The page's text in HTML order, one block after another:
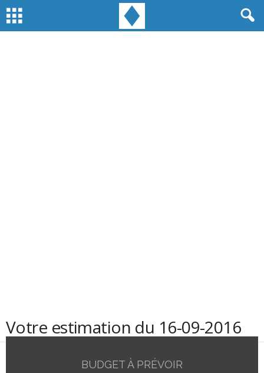
Votre estimation du 16-09-2016
BUDGET À PRÉVOIR